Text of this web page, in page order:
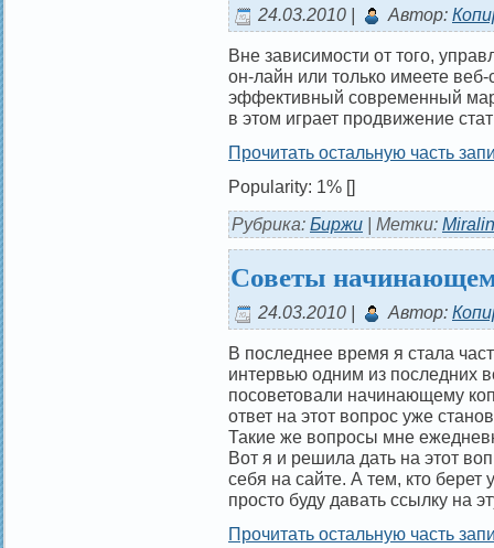
24.03.2010 | Автор:
Вне зависимости от того,
он-лайн или только имеете
эффективный современный
в этом играет продвижение
Прочитать остальную часть
Popularity: 1% []
Рубрика: Биржи | Метки:
Советы
24.03.2010 | Автор:
В последнее время я стала
интервью одним из последних
посоветовали начинающему
ответ на этот вопрос уже
Такие же вопросы мне
Вот я и решила дать на этот
себя на сайте. А тем, кто
просто буду давать ссылку на
Прочитать остальную часть